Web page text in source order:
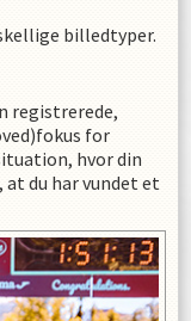
billedtyper.
registrerede,
for
hvor din
du har vundet et